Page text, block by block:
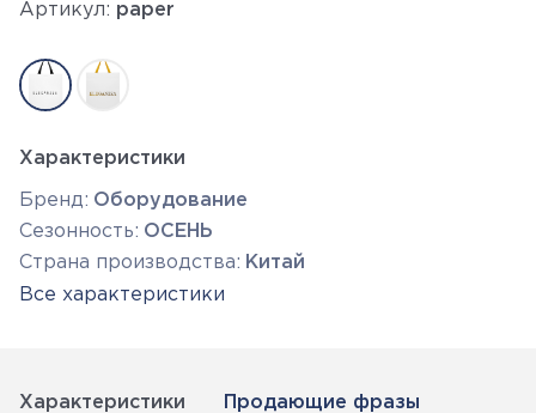
Артикул: paper
Характеристики
Бренд: Оборудование
Сезонность: ОСЕНЬ
Страна производства: Китай
Все характеристики
Характеристики Продающие фразы